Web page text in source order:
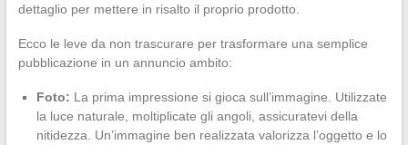
dettaglio per mettere in risalto il proprio prodotto.
Ecco le leve da non trascurare per trasformare una semplice
pubblicazione in un annuncio ambito:
Foto: La prima impressione si gioca sull’immagine. Utilizzate
la luce naturale, moltiplicate gli angoli, assicuratevi della
nitidezza. Un’immagine ben realizzata valorizza l’oggetto e lo